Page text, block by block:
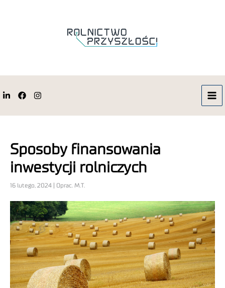
Sposoby finansowania
inwestycji rolniczych
16 lutego, 2024 | Oprac. M.T.